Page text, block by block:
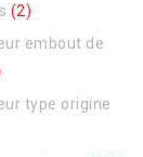
(2)
embout de
type origine